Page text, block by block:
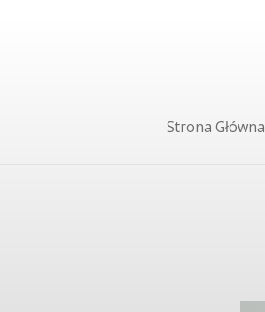
Strona Główna